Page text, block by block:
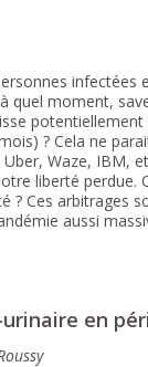
infectées
quel moment,
? Cela ne
Waze, IBM,
liberté perdue.
? Ces arbitrages
aussi
en